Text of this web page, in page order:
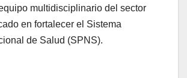
multidisciplinario del sector
en fortalecer el Sistema
de Salud (SPNS).